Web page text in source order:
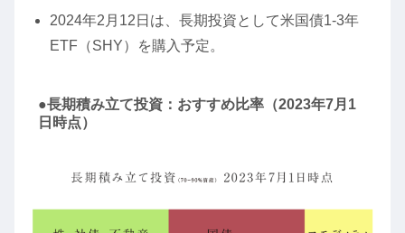
2024年2月12日は、長期投資として米国債1-3年
ETF（SHY）を購入予定。
●長期積み立て投資：おすすめ比率（2023年7月1
日時点）